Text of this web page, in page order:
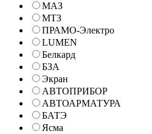
МАЗ
МТЗ
ПРАМО-Электро
LUMEN
Белкард
БЗА
Экран
АВТОПРИБОР
АВТОАРМАТУРА
БАТЭ
Ясма